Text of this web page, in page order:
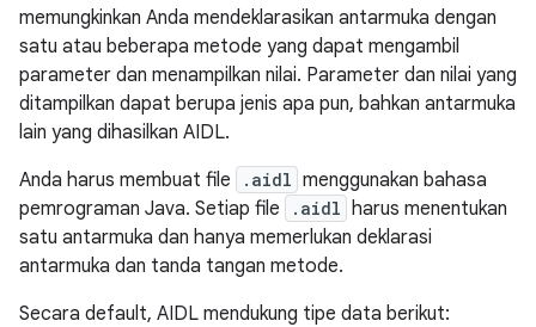
memungkinkan Anda mendeklarasikan antarmuka dengan
satu atau beberapa metode yang dapat mengambil
parameter dan menampilkan nilai. Parameter dan nilai yang
ditampilkan dapat berupa jenis apa pun, bahkan antarmuka
lain yang dihasilkan AIDL.
Anda harus membuat file
.aidl menggunakan bahasa
pemrograman Java. Setiap file
.aidl harus menentukan
satu antarmuka dan hanya memerlukan deklarasi
antarmuka dan tanda tangan metode.
Secara default, AIDL mendukung tipe data berikut: